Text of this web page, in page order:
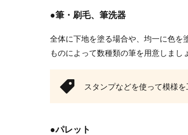
●筆・刷毛、筆洗器
全体に下地を塗る場合や、均一に色を
ものによって数種類の筆を用意しまし
スタンプなどを使って模様
●パレット